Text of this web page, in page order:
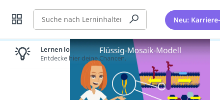
Suche Neu:
Lernen lohnt sich!
Entdecke hier deine Chancen.